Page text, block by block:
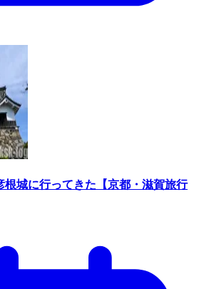
根城に行ってきた【京都・滋賀旅行